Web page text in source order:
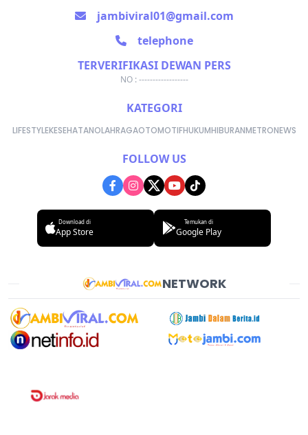
jambiviral01@gmail.com
telephone
TERVERIFIKASI DEWAN PERS
NO : ------------------
KATEGORI
LIFESTYLEKESEHATANOLAHRAGAOTOMOTIFHUKUMHIBURANMETRONEWS
FOLLOW US
Download di
App Store
Temukan di
Google Play
NETWORK